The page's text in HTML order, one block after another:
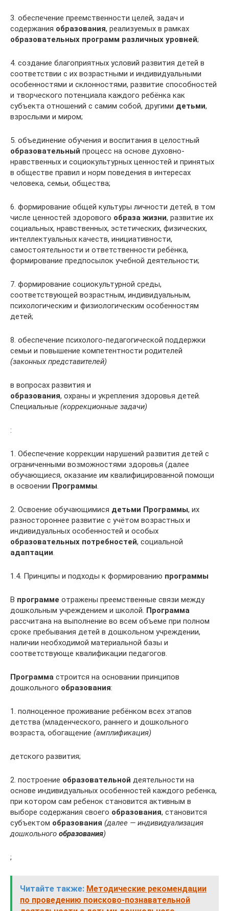
3. обеспечение преемственности целей, задач и
содержания образования, реализуемых в рамках
образовательных программ различных уровней;
4. создание благоприятных условий развития детей в
соответствии с их возрастными и индивидуальными
особенностями и склонностями, развитие способностей
и творческого потенциала каждого ребёнка как
субъекта отношений с самим собой, другими детьми,
взрослыми и миром;
5. объединение обучения и воспитания в целостный
образовательный процесс на основе духовно-
нравственных и социокультурных ценностей и принятых
в обществе правил и норм поведения в интересах
человека, семьи, общества;
6. формирование общей культуры личности детей, в том
числе ценностей здорового образа жизни, развитие их
социальных, нравственных, эстетических, физических,
интеллектуальных качеств, инициативности,
самостоятельности и ответственности ребёнка,
формирование предпосылок учебной деятельности;
7. формирование социокультурной среды,
соответствующей возрастным, индивидуальным,
психологическим и физиологическим особенностям
детей;
8. обеспечение психолого-педагогической поддержки
семьи и повышение компетентности родителей
(законных представителей)
в вопросах развития и
образования, охраны и укрепления здоровья детей.
Специальные (коррекционные задачи)
:
1. Обеспечение коррекции нарушений развития детей с
ограниченными возможностями здоровья (далее
обучающиеся, оказание им квалифицированной помощи
в освоении Программы.
2. Освоение обучающимися детьми Программы, их
разностороннее развитие с учётом возрастных и
индивидуальных особенностей и особых
образовательных потребностей, социальной
адаптации.
1.4. Принципы и подходы к формированию программы
В программе отражены преемственные связи между
дошкольным учреждением и школой. Программа
рассчитана на выполнение во всем объеме при полном
сроке пребывания детей в дошкольном учреждении,
наличии необходимой материальной базы и
соответствующе квалификации педагогов.
Программа строится на основании принципов
дошкольного образования:
1. полноценное проживание ребёнком всех этапов
детства (младенческого, раннего и дошкольного
возраста, обогащение (амплификация)
детского развития;
2. построение образовательной деятельности на
основе индивидуальных особенностей каждого ребенка,
при котором сам ребенок становится активным в
выборе содержания своего образования, становится
субъектом образования (далее — индивидуализация
дошкольного образования)
;
Читайте также: Методические рекомендации
по проведению поисково-познавательной